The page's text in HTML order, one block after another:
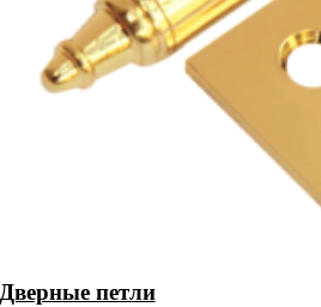
Дверные петли